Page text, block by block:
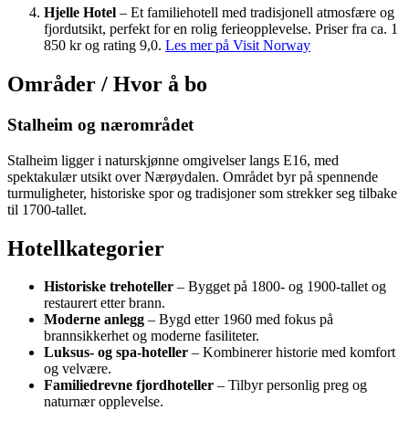
Hjelle Hotel – Et familiehotell med tradisjonell atmosfære og
fjordutsikt, perfekt for en rolig ferieopplevelse. Priser fra ca. 1
850 kr og rating 9,0. Les mer på Visit Norway
Områder / Hvor å bo
Stalheim og nærområdet
Stalheim ligger i naturskjønne omgivelser langs E16, med
spektakulær utsikt over Nærøydalen. Området byr på spennende
turmuligheter, historiske spor og tradisjoner som strekker seg tilbake
til 1700-tallet.
Hotellkategorier
Historiske trehoteller – Bygget på 1800- og 1900-tallet og
restaurert etter brann.
Moderne anlegg – Bygd etter 1960 med fokus på
brannsikkerhet og moderne fasiliteter.
Luksus- og spa-hoteller – Kombinerer historie med komfort
og velvære.
Familiedrevne fjordhoteller – Tilbyr personlig preg og
naturnær opplevelse.